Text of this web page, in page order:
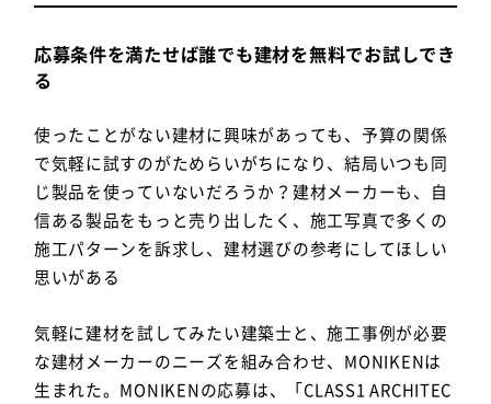
応募条件を満たせば誰でも建材を無料でお試しでき
る
使ったことがない建材に興味があっても、予算の関係
で気軽に試すのがためらいがちになり、結局いつも同
じ製品を使っていないだろうか？建材メーカーも、自
信ある製品をもっと売り出したく、施工写真で多くの
施工パターンを訴求し、建材選びの参考にしてほしい
思いがある
気軽に建材を試してみたい建築士と、施工事例が必要
な建材メーカーのニーズを組み合わせ、MONIKENは
生まれた。MONIKENの応募は、「CLASS1 ARCHITEC